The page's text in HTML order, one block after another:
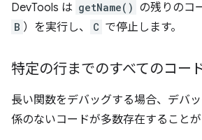
DevTools は getName() の残りのコ
B ）を実行し、 C で停止します。
特定の行までのすべてのコー
長い関数をデバッグする場合、デバ
係のないコードが多数存在することが